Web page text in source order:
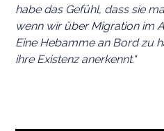
habe das Gefühl, dass sie
wenn wir über Migration im
Eine Hebamme an Bord zu
ihre Existenz anerkennt."